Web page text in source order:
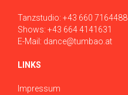
Tanzstudio: +43 660 7164488
Shows: +43 664 4141631
E-Mail: dance@tumbao.at
LINKS
Impressum